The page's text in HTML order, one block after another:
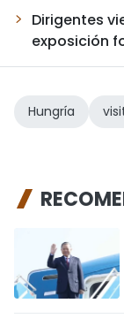
Dirigentes
exposición
Hungría